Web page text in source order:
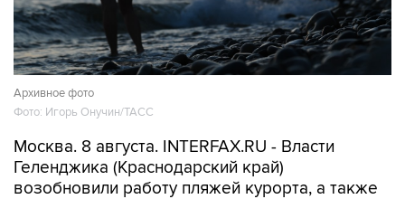
Архивное фото
Фото: Игорь Онучин/ТАСС
Москва. 8 августа. INTERFAX.RU - Власти
Геленджика (Краснодарский край)
возобновили работу пляжей курорта, а также